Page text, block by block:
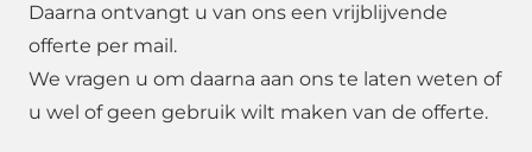
Daarna ontvangt u van ons een vrijblijvende
offerte per mail.
We vragen u om daarna aan ons te laten weten of
u wel of geen gebruik wilt maken van de offerte.